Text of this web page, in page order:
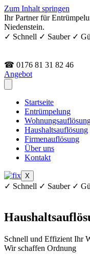
Zum Inhalt springen
Ihr Partner für
Niedenstein.
✓ Schnell ✓ Sauber ✓
☎ 0176 81 31 82 46
Angebot
Startseite
Entrümpelung
Haushaltsauflösung
Firmenauflösung
Über uns
Kontakt
X
✓ Schnell ✓ Sauber ✓
Schnell und Effizient Ihr
Wir schaffen Ordnung